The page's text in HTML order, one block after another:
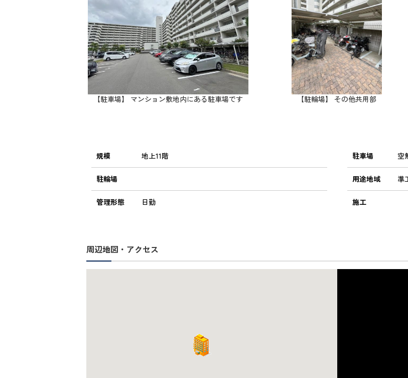
【駐車場】 マンション敷地内にある駐車場です 【駐輪場】 その他共用部
規模 地上11階
駐輪場
管理形態 日勤
駐車場 空
用途地域 準
施工
周辺地図・アクセス